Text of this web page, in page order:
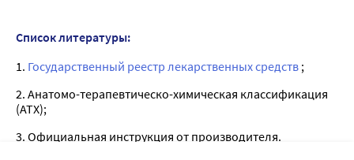
Список литературы:
1. Государственный реестр лекарственных средств ;
2. Анатомо-терапевтическо-химическая классификация
(ATX);
3. Официальная инструкция от производителя.